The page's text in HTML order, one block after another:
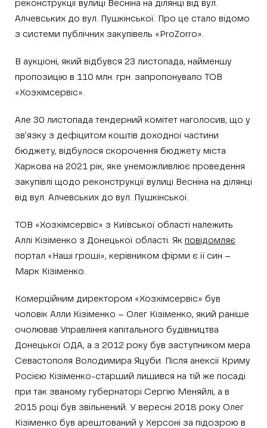
реконструкції вулиці Весніна на ділянці від вул.
Алчевських до вул. Пушкінської. Про це стало відомо
з системи публічних закупівель «ProZorro».
В аукціоні, який відбувся 23 листопада, найменшу
пропозицію в 110 млн. грн. запропонувало ТОВ
«Хозхімсервіс».
Але 30 листопада тендерний комітет наголосив, що у
зв’язку з дефіцитом коштів доходної частини
бюджету, відбулося скорочення бюджету міста
Харкова на 2021 рік, яке унеможливлює проведення
закупівлі щодо реконструкції вулиці Весніна на ділянці
від вул. Алчевських до вул. Пушкінської.
ТОВ «Хозхімсервіс» з Київської області належить
Аллі Кізіменко з Донецької області. Як повідомляє
портал «Наші гроші», керівником фірми є її син –
Марк Кізіменко.
Комерційним директором «Хозхімсервіс» був
чоловік Алли Кізіменко – Олег Кізіменко, який раніше
очолював Управління капітального будівництва
Донецької ОДА, а з 2012 року був заступником мера
Севастополя Володимира Яцуби. Після анексії Криму
Росією Кізіменко-старший лишився на тій же посаді
при так званому губернаторі Сергію Меняйлі, а в
2015 році був звільнений. У вересні 2018 року Олег
Кізіменко був арештований у Херсоні за підозрою в